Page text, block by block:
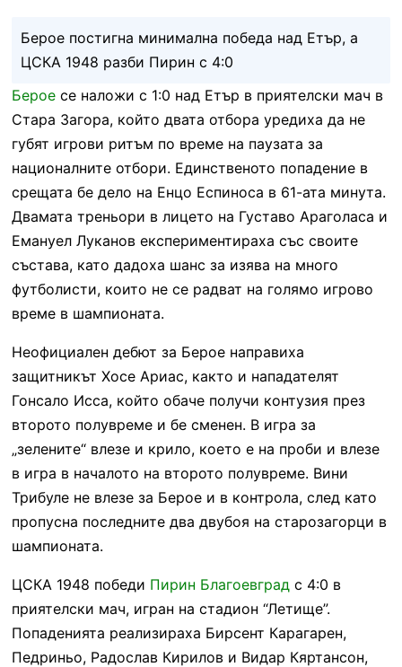
Берое постигна минимална победа над Етър, а
ЦСКА 1948 разби Пирин с 4:0
Бероесе наложи с 1:0 над Етър в приятелски мач в
Стара Загора, който двата отбора уредиха да не
губят игрови ритъм по време на паузата за
националните отбори. Единственото попадение в
срещата бе дело на Енцо Еспиноса в 61-ата минута.
Двамата треньори в лицето на Густаво Араголаса и
Емануел Луканов експериментираха със своите
състава, като дадоха шанс за изява на много
футболисти, които не се радват на голямо игрово
време в шампионата.
Неофициален дебют за Берое направиха
защитникът Хосе Ариас, както и нападателят
Гонсало Исса, който обаче получи контузия през
второто полувреме и бе сменен. В игра за
„зелените“ влезе и крило, което е на проби и влезе
в игра в началото на второто полувреме. Вини
Трибуле не влезе за Берое и в контрола, след като
пропусна последните два двубоя на старозагорци в
шампионата.
ЦСКА 1948 победи Пирин Благоевградс 4:0 в
приятелски мач, игран на стадион “Летище”.
Попаденията реализираха Бирсент Карагарен,
Педриньо, Радослав Кирилов и Видар Кяртансон,